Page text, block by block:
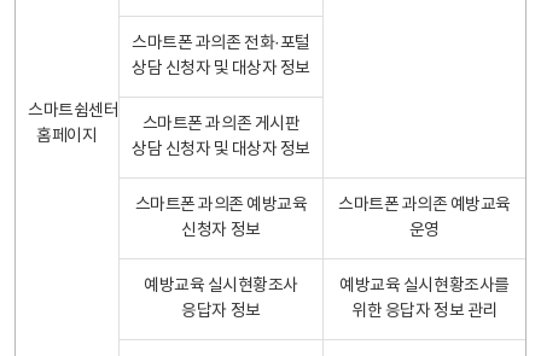
스마트쉼센터
홈페이지
스마트폰 과의존 전화·포털
상담 신청자 및 대상자 정보
스마트폰 과의존 게시판
상담 신청자 및 대상자 정보
스마트폰 과의존 예방교육
신청자 정보
스마트폰 과의존 예방교육
운영
예방교육 실시현황조사
응답자 정보
예방교육 실시현황조사를
위한 응답자 정보 관리